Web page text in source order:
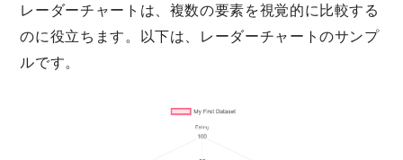
レーダーチャートは、複数の要素を視覚的に比較する
のに役立ちます。以下は、レーダーチャートのサンプ
ルです。